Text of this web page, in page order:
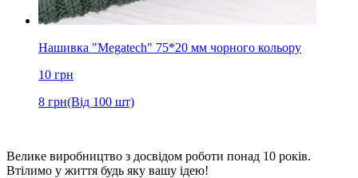
Нашивка "Megatech" 75*20 мм чорного кольору
10 грн
8 грн(Від 100 шт)
Велике виробництво з досвідом роботи понад 10 років.
Втілимо у життя будь яку вашу ідею!